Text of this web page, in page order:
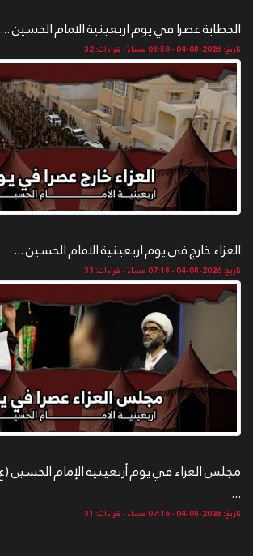
الخطابة عصرا في يوم اربعينية الامام الحسين ...
تاريخ: 2026-08-04 - 08:50 مساءً - قراءات: 32
العزاء خارج في يوم اربعينية الامام الحسين ...
تاريخ: 2026-08-04 - 07:18 مساءً - قراءات: 33
...
تاريخ: 2026-08-04 - 07:16 مساءً - قراءات: 31